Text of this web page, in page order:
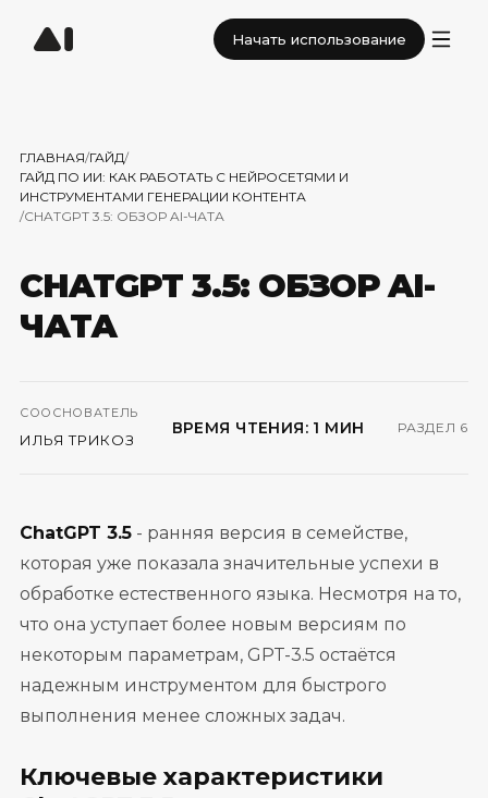
Начать использование
ГЛАВНАЯ/ГАЙД/
ГАЙД ПО ИИ: КАК РАБОТАТЬ С НЕЙРОСЕТЯМИ И
ИНСТРУМЕНТАМИ ГЕНЕРАЦИИ КОНТЕНТА
/CHATGPT 3.5: ОБЗОР AI-ЧАТА
CHATGPT 3.5: ОБЗОР AI-
ЧАТА
СООСНОВАТЕЛЬ
ИЛЬЯ ТРИКОЗ
ВРЕМЯ ЧТЕНИЯ: 1 МИН РАЗДЕЛ 6
ChatGPT 3.5 - ранняя версия в семействе,
которая уже показала значительные успехи в
обработке естественного языка. Несмотря на то,
что она уступает более новым версиям по
некоторым параметрам, GPT-3.5 остаётся
надежным инструментом для быстрого
выполнения менее сложных задач.
Ключевые характеристики